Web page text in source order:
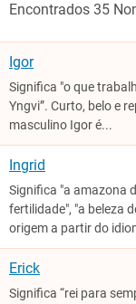
Encontrados 35
Igor
Significa "o que
Yngvi”. Curto, belo e
masculino Igor é...
Ingrid
Significa "a amazona
fertilidade", "a beleza
origem a partir do
Erick
Significa “rei para